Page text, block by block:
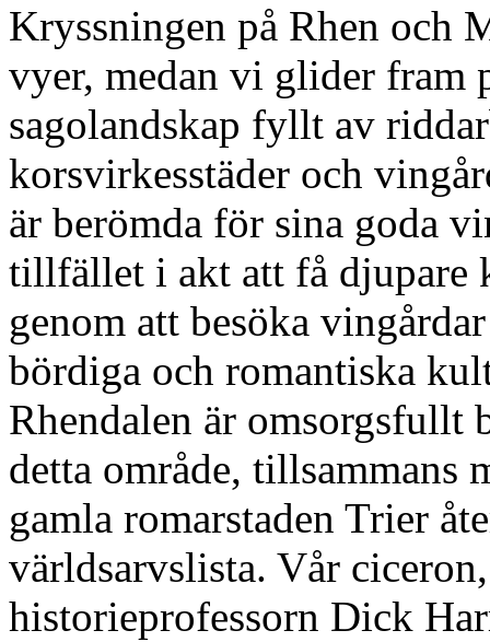
Kryssningen på Rhen och
vyer, medan vi glider fram
sagolandskap fyllt av
korsvirkesstäder och
är berömda för sina goda
tillfället i akt att få djupare
genom att besöka
bördiga och romantiska
Rhendalen är
detta område, tillsammans
gamla romarstaden Trier
världsarvslista. Vår
historieprofessorn Dick